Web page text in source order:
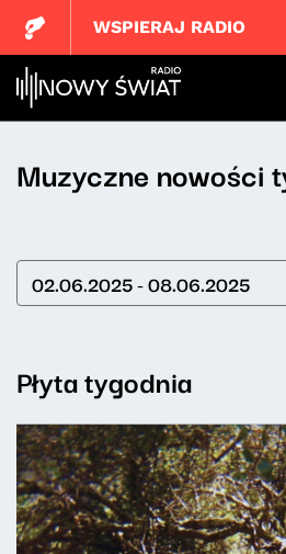
WSPIERAJ RADIO
Muzyczne nowości
02.06.2025 - 08.06.2025
Płyta tygodnia